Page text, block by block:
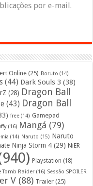
por e-mail.
Online (25) Boruto (14)
(44) Dark Souls 3 (38)
(28) Dragon Ball
(43) Dragon Ball
free (14) Gamepad
(16) Mangá (79)
(14) Naruto (15) Naruto
Ninja Storm 4 (29) NiER
Playstation (18)
Tomb Raider (16) Sessão SPOILER
V (88) Trailer (25)